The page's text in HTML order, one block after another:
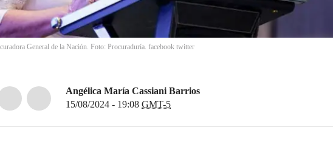
General de la Nación. Foto: Procuraduría. facebook twitter
Angélica María Cassiani Barrios
15/08/2024 - 19:08 GMT-5